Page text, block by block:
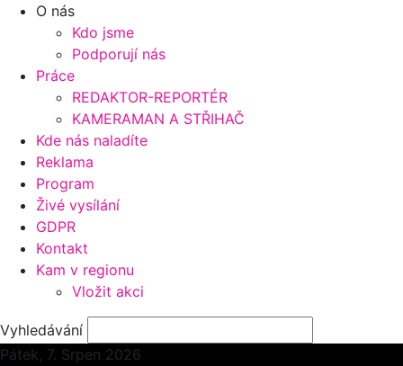
O nás
Kdo jsme
Podporují nás
Práce
REDAKTOR-REPORTÉR
KAMERAMAN A STŘIHAČ
Kde nás naladíte
Reklama
Program
Živé vysílání
GDPR
Kontakt
Kam v regionu
Vložit akci
Vyhledávání
Pátek, 7. Srpen 2026